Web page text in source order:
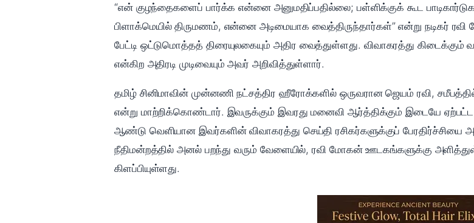
“என் குழந்தைகளைப் பார்க்க என்னை அனுமதிப்பதில்லை; பள்ளிக்குக் கூட
பிளாக்மெயில் திருமணம், என்னை அடிமையாக வைத்திருந்தார்கள்” என்று நடிகர்
பேட்டி ஒட்டுமொத்தத் திரையுலகையும் அதிர வைத்துள்ளது. விவாகரத்து கிடைக்கும்
என்கிற அதிரடி முடிவையும் அவர் அறிவித்துள்ளார்.
தமிழ் சினிமாவின் முன்னணி நட்சத்திர ஹீரோக்களில் ஒருவரான ஜெயம் ரவி,
என்று மாற்றிக்கொண்டார். இவருக்கும் இவரது மனைவி ஆர்த்திக்கும் இடையே ஏற்பட்ட
ஆண்டு வெளியான இவர்களின் விவாகரத்து செய்தி ரசிகர்களுக்குப் பேரதிர்ச்சியை
நீதிமன்றத்தில் அனல் பறந்து வரும் வேளையில், ரவி மோகன் ஊடகங்களுக்கு அளித்துள்ள
கிளப்பியுள்ளது.